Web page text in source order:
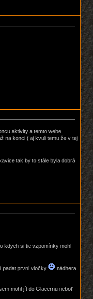
aktivity a temto webe
na konci ( aj kvuli temu že v tej
tak by to stále byla dobrá
kdych si tie vzpomínky mohl
padat první vločky
nádhera.
mohl jít do Glacernu neboť